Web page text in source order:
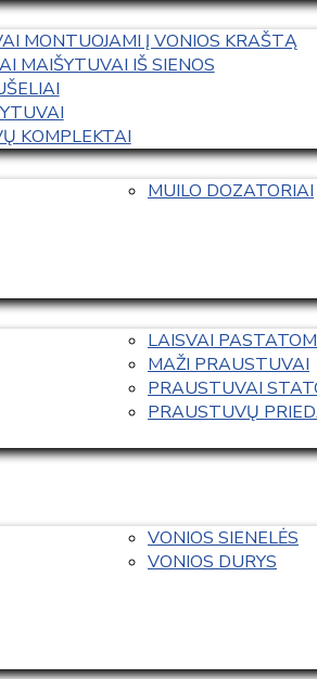
MONTUOJAMI Į VONIOS KRAŠTĄ
MAIŠYTUVAI IŠ SIENOS
KOMPLEKTAI
MUILO DOZATORIAI
LAISVAI
MAŽI PRAUSTUVAI
PRAUSTUVAI
PRAUSTUVŲ
VONIOS SIENELĖS
VONIOS DURYS